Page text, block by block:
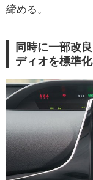
締める。
同時に一部改
ディオを標準化